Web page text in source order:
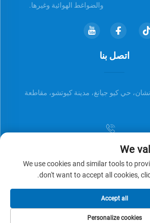
والضواغط الهوائية وغيرها.
اتصل بنا
نانشان، حي كيو جيانغ، مدينة كيوتشو، مقاطعة
[email protected]
سياسة الخصوصية
We
We use cookies and similar tools to
don't want to accept all cookies,
Personalize cookies
Accept all